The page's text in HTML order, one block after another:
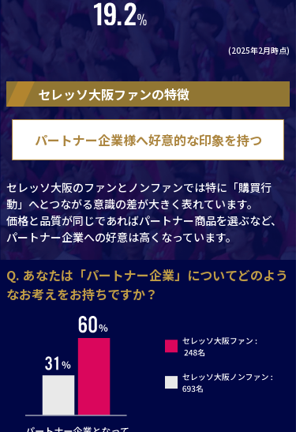
(2025年2月時点)
セレッソ大阪ファンの特徴
パートナー企業様へ好意的な印象を持つ
セレッソ大阪のファンとノンファンでは特に「購買行
動」へとつながる意識の差が大きく表れています。
価格と品質が同じであればパートナー商品を選ぶなど、
パートナー企業への好意は高くなっています。
Q. あなたは「パートナー企業」についてどのよう
なお考えをお持ちですか？